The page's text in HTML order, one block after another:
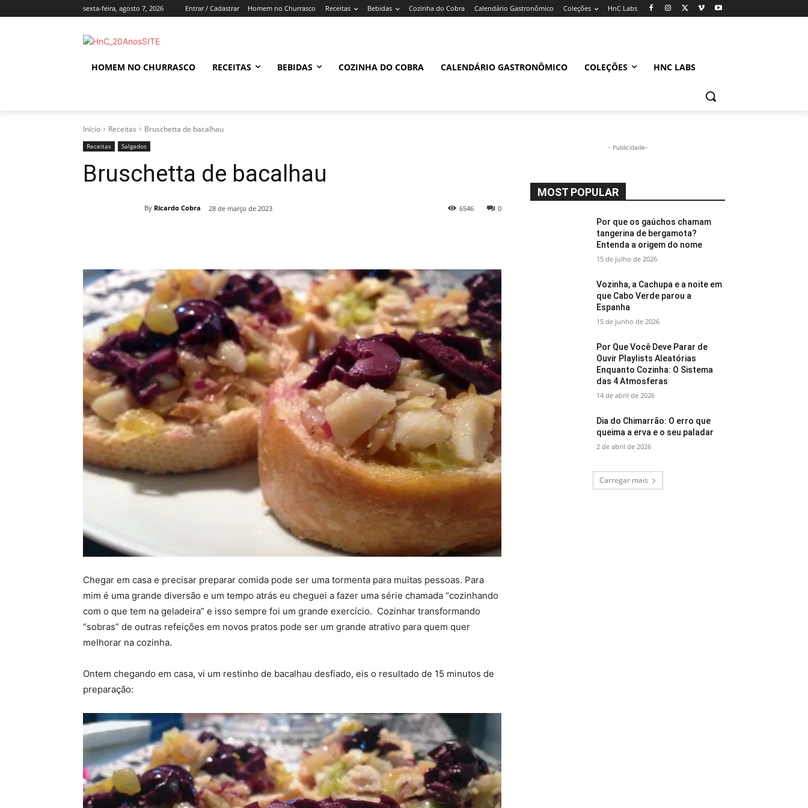
sexta-feira, agosto 7, 2026 Entrar / Cadastrar Homem no Churrasco Receitas Bebidas Cozinha do Cobra Calendário Gastronômico Coleções HnC Labs
HOMEM NO CHURRASCO RECEITAS BEBIDAS COZINHA DO COBRA CALENDÁRIO GASTRONÔMICO COLEÇÕES HNC LABS
Início Receitas Bruschetta de bacalhau
Receitas Salgados
Bruschetta de bacalhau
By Ricardo Cobra 28 de março de 2023 0
6546
Chegar em casa e precisar preparar comida pode ser uma tormenta para muitas pessoas. Para
mim é uma grande diversão e um tempo atrás eu cheguei a fazer uma série chamada “cozinhando
com o que tem na geladeira” e isso sempre foi um grande exercício. Cozinhar transformando
“sobras” de outras refeições em novos pratos pode ser um grande atrativo para quem quer
melhorar na cozinha.
Ontem chegando em casa, vi um restinho de bacalhau desfiado, eis o resultado de 15 minutos de
preparação:
- Publicidade-
MOST POPULAR
Por que os gaúchos chamam
tangerina de bergamota?
Entenda a origem do nome
15 de julho de 2026
Vozinha, a Cachupa e a noite em
que Cabo Verde parou a
Espanha
15 de junho de 2026
Por Que Você Deve Parar de
Ouvir Playlists Aleatórias
Enquanto Cozinha: O Sistema
das 4 Atmosferas
14 de abril de 2026
Dia do Chimarrão: O erro que
queima a erva e o seu paladar
2 de abril de 2026
Carregar mais